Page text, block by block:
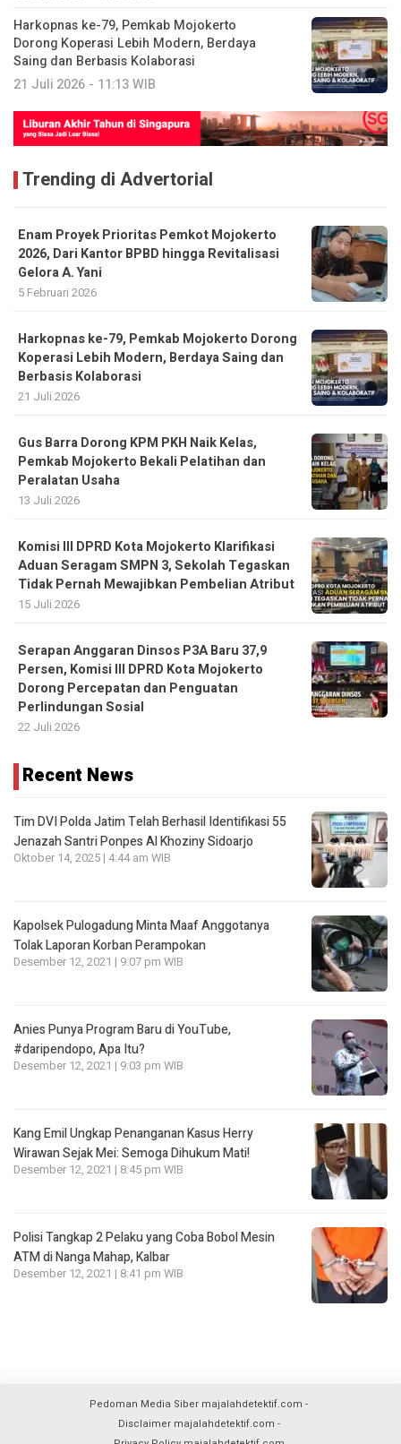
Harkopnas ke-79, Pemkab Mojokerto
Dorong Koperasi Lebih Modern, Berdaya
Saing dan Berbasis Kolaborasi
21 Juli 2026 - 11:13 WIB
Trending di Advertorial
Enam Proyek Prioritas Pemkot Mojokerto
2026, Dari Kantor BPBD hingga Revitalisasi
Gelora A. Yani
5 Februari 2026
Harkopnas ke-79, Pemkab Mojokerto Dorong
Koperasi Lebih Modern, Berdaya Saing dan
Berbasis Kolaborasi
21 Juli 2026
Gus Barra Dorong KPM PKH Naik Kelas,
Pemkab Mojokerto Bekali Pelatihan dan
Peralatan Usaha
13 Juli 2026
Komisi III DPRD Kota Mojokerto Klarifikasi
Aduan Seragam SMPN 3, Sekolah Tegaskan
Tidak Pernah Mewajibkan Pembelian Atribut
15 Juli 2026
Serapan Anggaran Dinsos P3A Baru 37,9
Persen, Komisi III DPRD Kota Mojokerto
Dorong Percepatan dan Penguatan
Perlindungan Sosial
22 Juli 2026
Recent News
Tim DVI Polda Jatim Telah Berhasil Identifikasi 55
Jenazah Santri Ponpes Al Khoziny Sidoarjo
Oktober 14, 2025 | 4:44 am WIB
Kapolsek Pulogadung Minta Maaf Anggotanya
Tolak Laporan Korban Perampokan
Desember 12, 2021 | 9:07 pm WIB
Anies Punya Program Baru di YouTube,
#daripendopo, Apa Itu?
Desember 12, 2021 | 9:03 pm WIB
Kang Emil Ungkap Penanganan Kasus Herry
Wirawan Sejak Mei: Semoga Dihukum Mati!
Desember 12, 2021 | 8:45 pm WIB
Polisi Tangkap 2 Pelaku yang Coba Bobol Mesin
ATM di Nanga Mahap, Kalbar
Desember 12, 2021 | 8:41 pm WIB
Pedoman Media Siber majalahdetektif.com
Disclaimer majalahdetektif.com